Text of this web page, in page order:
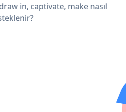
in, captivate, make nasıl